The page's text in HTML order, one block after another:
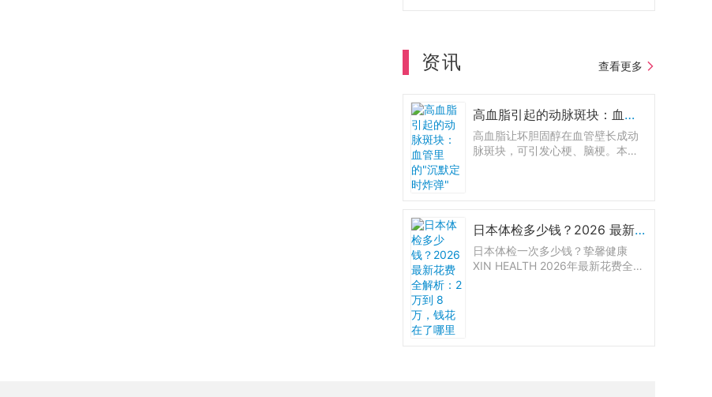
年正好是100周年。以前叫大阪市立大学医学
部附属医院。那么2024年的时候呢，和大阪
他也是医学部的一部分。这里有一个新的
LOGO.还有一位呢，是2008年的诺贝尔物理
学奖，不过呢，现在人已经去世了。
资讯 查看更多
高血脂引起的动脉斑块：血管里的"沉默定时炸弹"
高血脂让坏胆固醇在血管壁长成动
脉斑块，可引发心梗、脑梗。本文
日本体检多少钱？2026 最新花费全解析：2 万到 8 万，钱花在了哪里
日本体检一次多少钱？挚馨健康
XIN HEALTH 2026年最新花费全解